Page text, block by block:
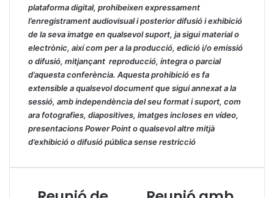
plataforma digital, prohibeixen expressament
l’enregistrament audiovisual i posterior difusió i exhibició
de la seva imatge en qualsevol suport, ja sigui material o
electrònic, així com per a la producció, edició i/o emissió
o difusió, mitjançant reproducció, íntegra o parcial
d’aquesta conferència. Aquesta prohibició es fa
extensible a qualsevol document que sigui annexat a la
sessió, amb independència del seu format i suport, com
ara fotografies, diapositives, imatges incloses en vídeo,
presentacions Power Point o qualsevol altre mitjà
d’exhibició o difusió pública sense restricció
R R